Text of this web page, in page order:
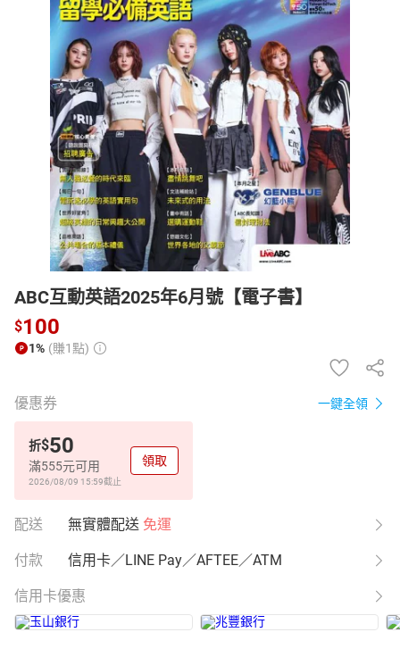
女裝 男裝 化妝保養 情趣用品
日本購物 電子/紙本書
HOT
ABC互動英語2025年6月號【電子書】
$100
1% (賺1點)
優惠券 一鍵全領
折$50
滿555元可用
2026/08/09 15:59截止
領取
配送 無實體配送 免運
付款 信用卡／LINE Pay／AFTEE／ATM
信用卡優惠